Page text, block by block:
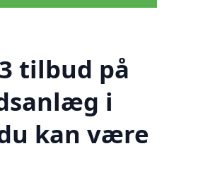
tilbud på
i
kan være